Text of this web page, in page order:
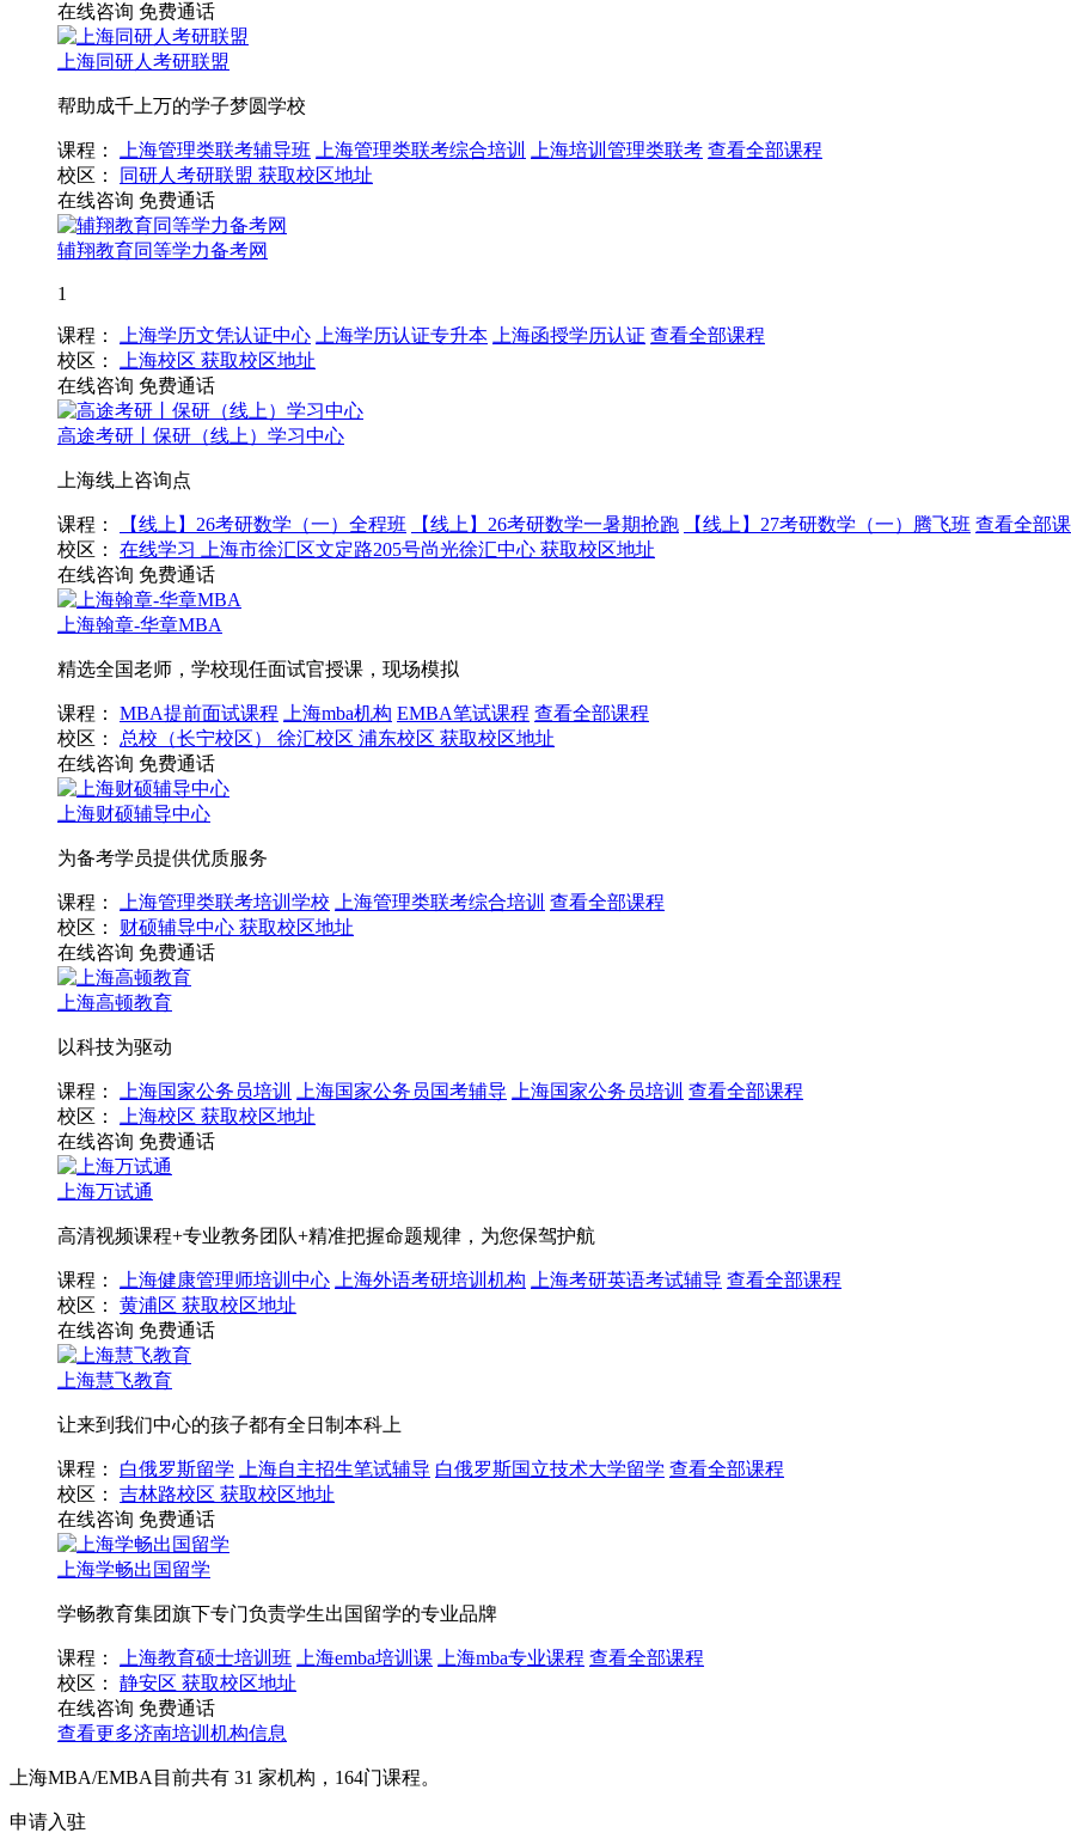
在线咨询 免费通话
上海同研人考研联盟
帮助成千上万的学子梦圆学校
课程： 上海管理类联考辅导班 上海管理类联考综合培训 上海培训管理类联考 查看全部课程
校区：
同研人考研联盟 获取校区地址
在线咨询 免费通话
辅翔教育同等学力备考网
1
课程： 上海学历文凭认证中心 上海学历认证专升本 上海函授学历认证 查看全部课程
校区：
上海校区 获取校区地址
在线咨询 免费通话
高途考研丨保研（线上）学习中心
上海线上咨询点
课程： 【线上】26考研数学（一）全程班 【线上】26考研数学一暑期抢跑 【线上】27考研数学（一）腾飞班 查看全部
校区：
在线学习 上海市徐汇区文定路205号尚光徐汇中心 获取校区地址
在线咨询 免费通话
上海翰章-华章MBA
精选全国老师，学校现任面试官授课，现场模拟
课程： MBA提前面试课程 上海mba机构 EMBA笔试课程 查看全部课程
校区：
总校（长宁校区） 徐汇校区 浦东校区 获取校区地址
在线咨询 免费通话
上海财硕辅导中心
为备考学员提供优质服务
课程： 上海管理类联考培训学校 上海管理类联考综合培训 查看全部课程
校区：
财硕辅导中心 获取校区地址
在线咨询 免费通话
上海高顿教育
以科技为驱动
课程： 上海国家公务员培训 上海国家公务员国考辅导 上海国家公务员培训 查看全部课程
校区：
上海校区 获取校区地址
在线咨询 免费通话
上海万试通
高清视频课程+专业教务团队+精准把握命题规律，为您保驾护航
课程： 上海健康管理师培训中心 上海外语考研培训机构 上海考研英语考试辅导 查看全部课程
校区：
黄浦区 获取校区地址
在线咨询 免费通话
上海慧飞教育
让来到我们中心的孩子都有全日制本科上
课程： 白俄罗斯留学 上海自主招生笔试辅导 白俄罗斯国立技术大学留学 查看全部课程
校区：
吉林路校区 获取校区地址
在线咨询 免费通话
上海学畅出国留学
学畅教育集团旗下专门负责学生出国留学的专业品牌
课程： 上海教育硕士培训班 上海emba培训课 上海mba专业课程 查看全部课程
校区：
静安区 获取校区地址
在线咨询 免费通话
查看更多济南培训机构信息
上海MBA/EMBA目前共有 31 家机构， 164门课程。
申请入驻